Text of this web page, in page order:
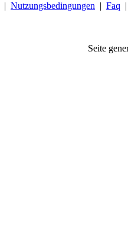
| Nutzungsbedingungen | Faq
Seite